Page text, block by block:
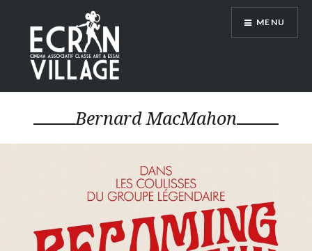
contenu
principal
ÉCRAN VILLAGE
MENU
Bernard MacMahon